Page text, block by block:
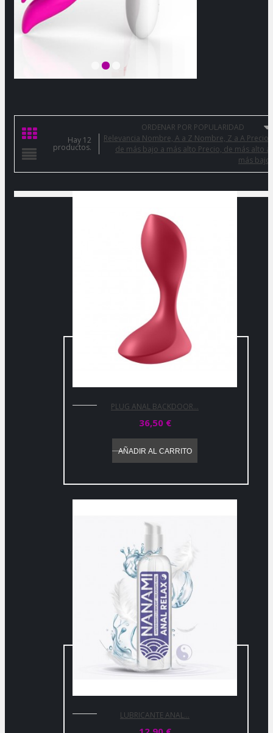
Hay 12
productos.
ORDENAR POR POPULARIDAD
Relevancia Nombre, A a Z Nombre, Z a A Precio:
de más bajo a más alto Precio, de más alto a
más bajo
PLUG ANAL BACKDOOR...
36,50 €
AÑADIR AL CARRITO
LUBRICANTE ANAL...